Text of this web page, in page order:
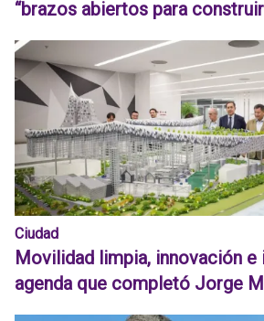
“brazos abiertos para
Ciudad
Movilidad limpia, innovación e
agenda que completó Jorge